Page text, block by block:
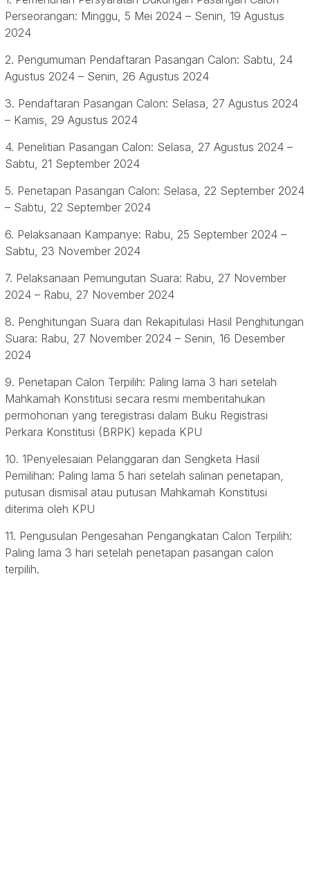
Perseorangan: Minggu, 5 Mei 2024 – Senin, 19 Agustus
2024
2. Pengumuman Pendaftaran Pasangan Calon: Sabtu, 24
Agustus 2024 – Senin, 26 Agustus 2024
3. Pendaftaran Pasangan Calon: Selasa, 27 Agustus 2024
– Kamis, 29 Agustus 2024
4. Penelitian Pasangan Calon: Selasa, 27 Agustus 2024 –
Sabtu, 21 September 2024
5. Penetapan Pasangan Calon: Selasa, 22 September 2024
– Sabtu, 22 September 2024
6. Pelaksanaan Kampanye: Rabu, 25 September 2024 –
Sabtu, 23 November 2024
7. Pelaksanaan Pemungutan Suara: Rabu, 27 November
2024 – Rabu, 27 November 2024
8. Penghitungan Suara dan Rekapitulasi Hasil Penghitungan
Suara: Rabu, 27 November 2024 – Senin, 16 Desember
2024
9. Penetapan Calon Terpilih: Paling lama 3 hari setelah
Mahkamah Konstitusi secara resmi memberitahukan
permohonan yang teregistrasi dalam Buku Registrasi
Perkara Konstitusi (BRPK) kepada KPU
10. 1Penyelesaian Pelanggaran dan Sengketa Hasil
Pemilihan: Paling lama 5 hari setelah salinan penetapan,
putusan dismisal atau putusan Mahkamah Konstitusi
diterima oleh KPU
11. Pengusulan Pengesahan Pengangkatan Calon Terpilih:
Paling lama 3 hari setelah penetapan pasangan calon
terpilih.